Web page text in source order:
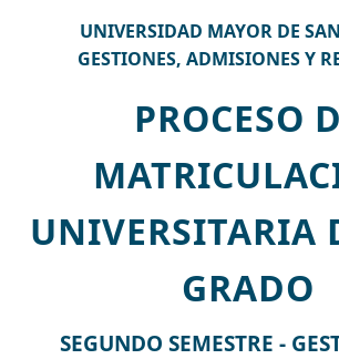
UNIVERSIDAD MAYOR DE
GESTIONES, ADMISIONES Y
PROCESO
UNIVERSITARIA
GRADO
SEGUNDO SEMESTRE -